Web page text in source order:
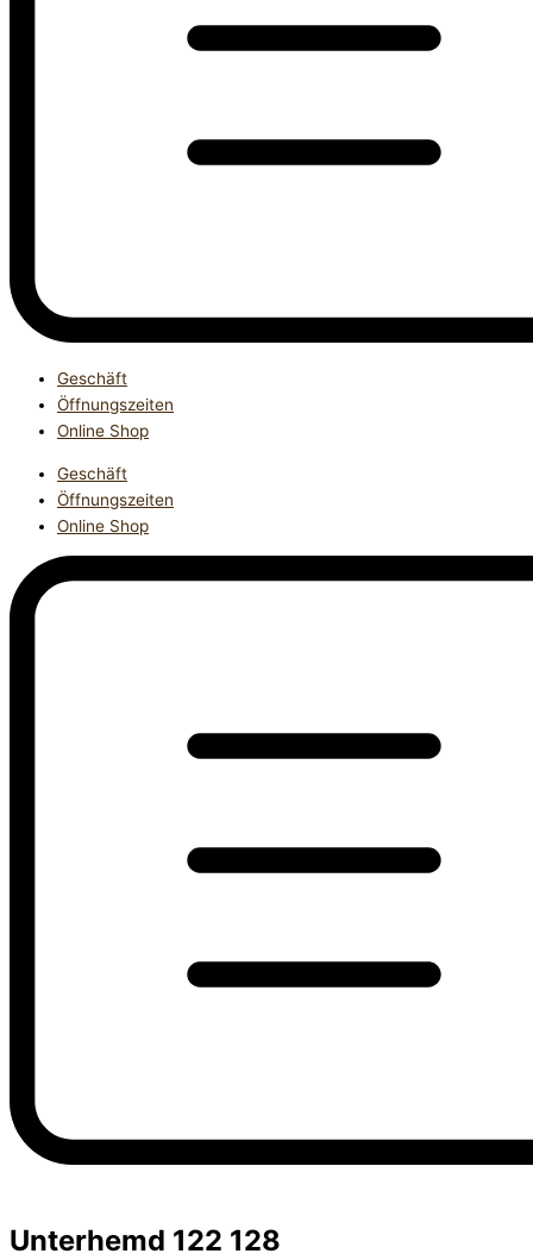
Geschäft
Öffnungszeiten
Online Shop
Geschäft
Öffnungszeiten
Online Shop
Unterhemd 122 128